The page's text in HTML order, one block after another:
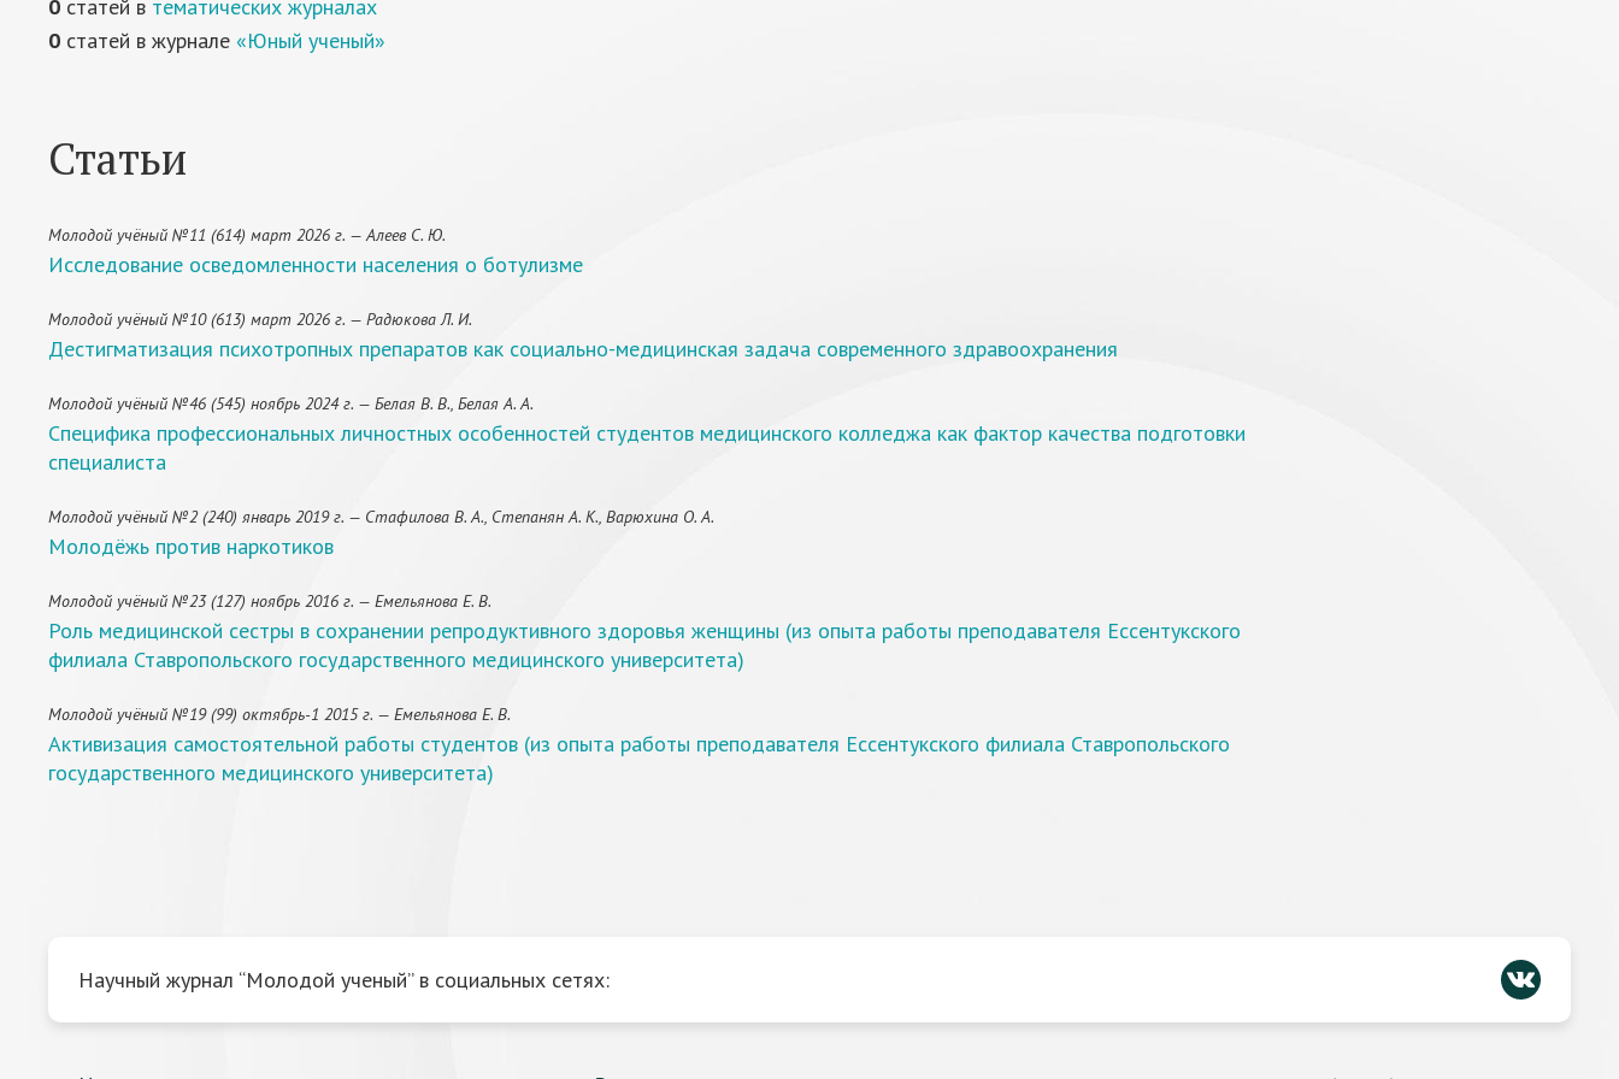
0 статей в тематических журналах
0 статей в журнале «Юный ученый»
Статьи
Молодой учёный №11 (614) март 2026 г. — Алеев С. Ю.
Исследование осведомленности населения о ботулизме
Молодой учёный №10 (613) март 2026 г. — Радюкова Л. И.
Дестигматизация психотропных препаратов как социально-медицинская задача современного здравоохранения
Молодой учёный №46 (545) ноябрь 2024 г. — Белая В. В., Белая А. А.
Специфика профессиональных личностных особенностей студентов медицинского колледжа как фактор качества подготовки
специалиста
Молодой учёный №2 (240) январь 2019 г. — Стафилова В. А., Степанян А. К., Варюхина О. А.
Молодёжь против наркотиков
Молодой учёный №23 (127) ноябрь 2016 г. — Емельянова Е. В.
Роль медицинской сестры в сохранении репродуктивного здоровья женщины (из опыта работы преподавателя Ессентукского
филиала Ставропольского государственного медицинского университета)
Молодой учёный №19 (99) октябрь-1 2015 г. — Емельянова Е. В.
Активизация самостоятельной работы студентов (из опыта работы преподавателя Ессентукского филиала Ставропольского
государственного медицинского университета)
Научный журнал “Молодой ученый” в социальных сетях: